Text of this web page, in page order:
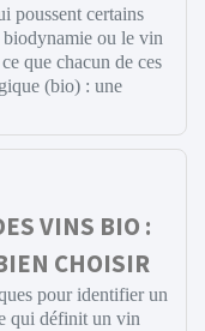
poussent certains
ou le vin
que chacun de ces
(bio) : une
VINS BIO :
CHOISIR
pour identifier un
qui définit un vin